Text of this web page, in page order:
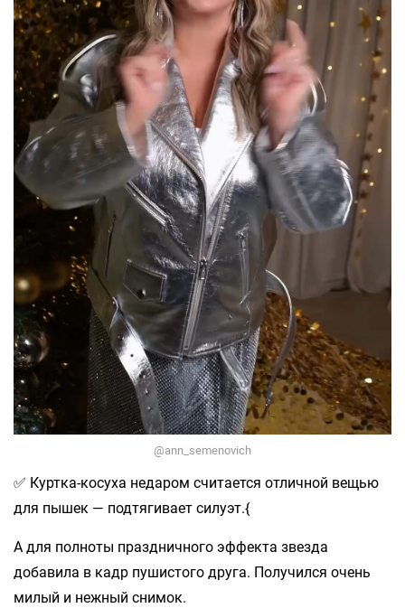
@ann_semenovich
✅ Куртка-косуха недаром считается отличной вещью
для пышек — подтягивает силуэт.{
А для полноты праздничного эффекта звезда
добавила в кадр пушистого друга. Получился очень
милый и нежный снимок.